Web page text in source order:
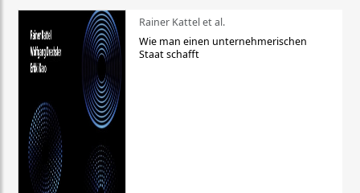
Rainer Kattel et al.
Wie man einen unternehmerischen
Staat schafft